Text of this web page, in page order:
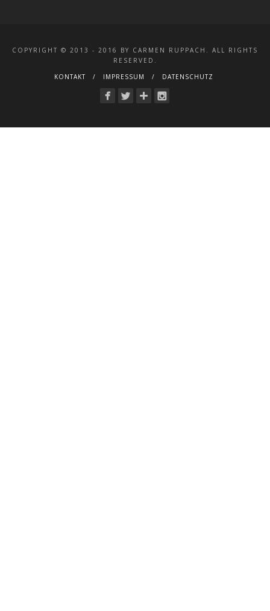
COPYRIGHT © 2013 - 2016 BY CARMEN RUPPACH. ALL RIGHTS
RESERVED.
KONTAKT
IMPRESSUM DATENSCHUTZ